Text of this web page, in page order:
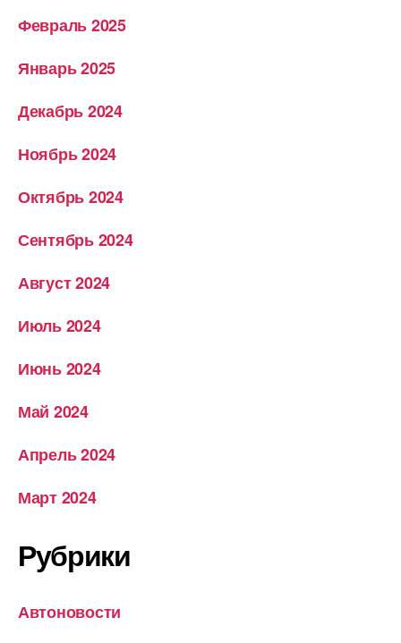
Февраль 2025
Январь 2025
Декабрь 2024
Ноябрь 2024
Октябрь 2024
Сентябрь 2024
Август 2024
Июль 2024
Июнь 2024
Май 2024
Апрель 2024
Март 2024
Рубрики
Автоновости